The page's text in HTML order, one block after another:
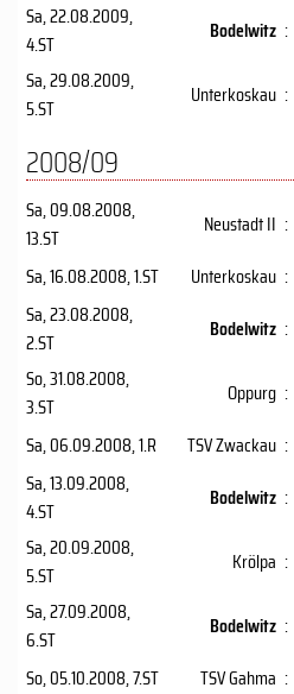
Sa, 22.08.2009,
4.ST
Bodelwitz :
Sa, 29.08.2009,
5.ST
Unterkoskau :
2008/09
Sa, 09.08.2008,
13.ST
Neustadt II :
Sa, 16.08.2008, 1.ST Unterkoskau :
Sa, 23.08.2008,
2.ST
Bodelwitz :
So, 31.08.2008,
3.ST
Oppurg :
Sa, 06.09.2008, 1.R TSV Zwackau :
Sa, 13.09.2008,
4.ST
Bodelwitz :
Sa, 20.09.2008,
5.ST
Krölpa :
Sa, 27.09.2008,
6.ST
Bodelwitz :
So, 05.10.2008, 7.ST TSV Gahma :